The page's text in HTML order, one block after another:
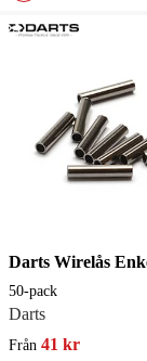
Darts Wirelås
50-pack
Darts
Från 41 kr